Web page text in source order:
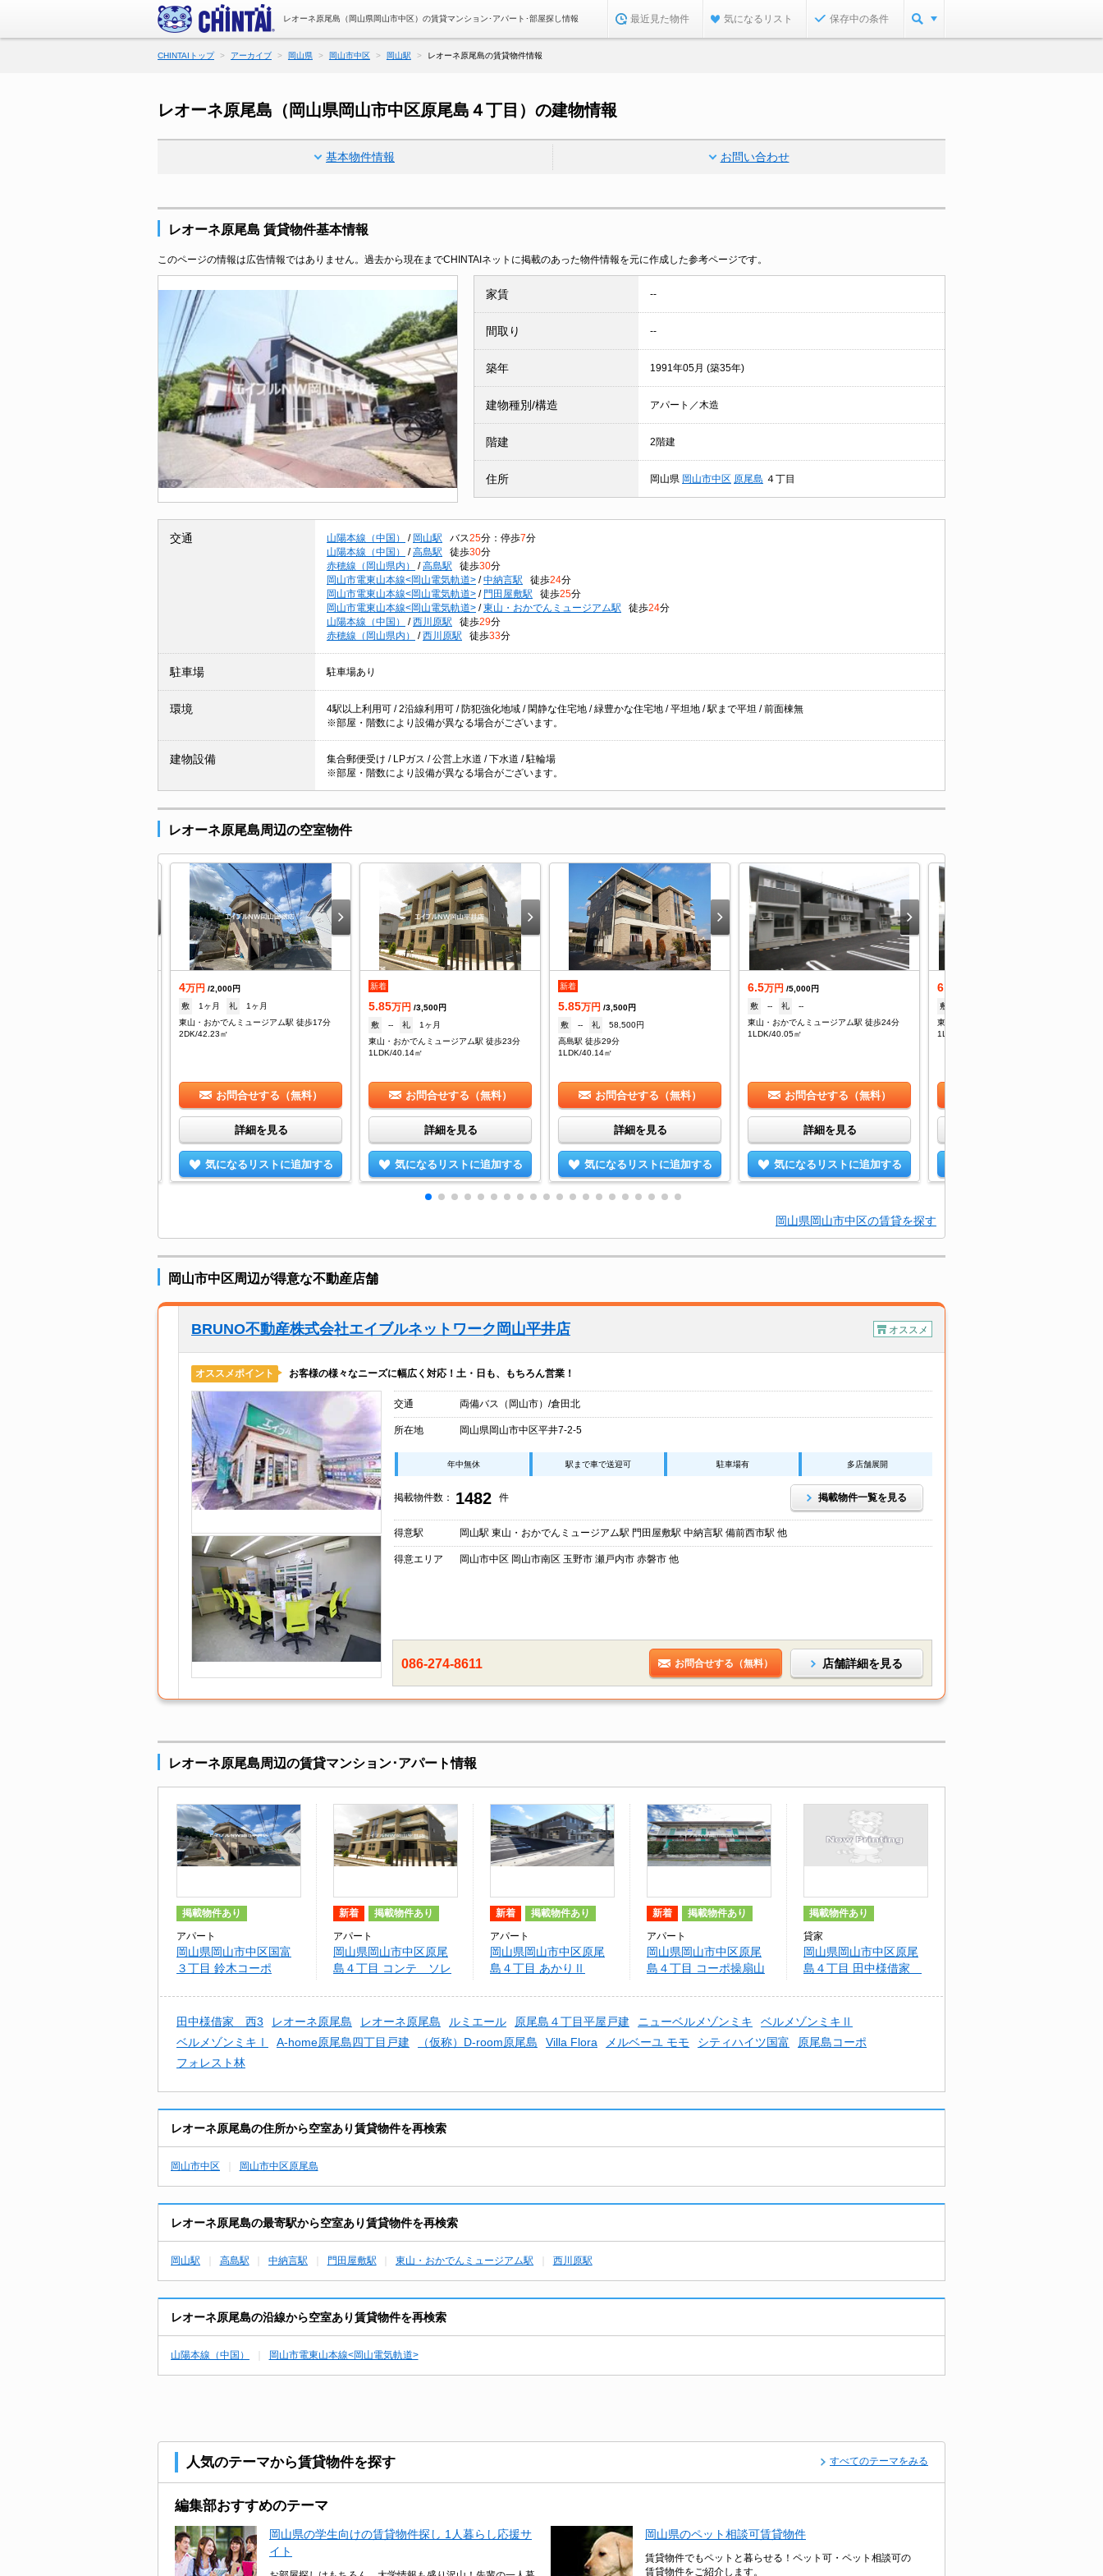
レオーネ原尾島（岡山県岡山市中区）の賃貸マンション･アパート･部屋探し情報 最近見た物件 気になるリスト 保存中の条件
CHINTAIトップ アーカイブ 岡山県 岡山市中区 岡山駅 レオーネ原尾島の賃貸物件情報
レオーネ原尾島（岡山県岡山市中区原尾島４丁目）の建物情報
基本物件情報 お問い合わせ
レオーネ原尾島 賃貸物件基本情報
このページの情報は広告情報ではありません。過去から現在までCHINTAIネットに掲載のあった物件情報を元に作成した参考ページです。
家賃 --
間取り --
築年 1991年05月 (築35年)
建物種別/構造 アパート／木造
階建 2階建
住所 岡山県 岡山市中区 原尾島 ４丁目
交通 山陽本線（中国） / 岡山駅 バス25分：停歩7分
山陽本線（中国）
/ 高島駅 徒歩30分
赤穂線（岡山県内）
/ 高島駅 徒歩30分
岡山市電東山本線<岡山電気軌道> / 中納言駅 徒歩24分
岡山市電東山本線<岡山電気軌道> / 門田屋敷駅 徒歩25分
岡山市電東山本線<岡山電気軌道> / 東山・おかでんミュージアム駅 徒歩24分
山陽本線（中国）
/ 西川原駅 徒歩29分
赤穂線（岡山県内）
/ 西川原駅 徒歩33分
駐車場 駐車場あり
環境
4駅以上利用可 / 2沿線利用可 / 防犯強化地域 / 閑静な住宅地 / 緑豊かな住宅地 / 平坦地 / 駅まで平坦 / 前面棟無
※部屋・階数により設備が異なる場合がございます。
建物設備
集合郵便受け / LPガス / 公営上水道 / 下水道 / 駐輪場
※部屋・階数により設備が異なる場合がございます。
レオーネ原尾島周辺の空室物件
4万円 /2,000円
敷
1ヶ月 礼
1ヶ月
東山・おかでんミュージアム駅 徒歩17分
2DK/42.23㎡
お問合せする（無料）
詳細を見る
気になるリストに追加する
新着
5.85万円 /3,500円
敷
-- 礼
1ヶ月
東山・おかでんミュージアム駅 徒歩23分
1LDK/40.14㎡
お問合せする（無料）
詳細を見る
気になるリストに追加する
新着
5.85万円 /3,500円
敷
-- 礼
58,500円
高島駅 徒歩29分
1LDK/40.14㎡
お問合せする（無料）
詳細を見る
気になるリストに追加する
6.5万円 /5,000円
敷
-- 礼
--
東山・おかでんミュージアム駅 徒歩24分
1LDK/40.05㎡
お問合せする（無料）
詳細を見る
気になるリストに追加する
6.5
敷
東山・おかでんミュージアム駅 徒歩24分
1LDK/40.05㎡
岡山県岡山市中区の賃貸を探す
岡山市中区周辺が得意な不動産店舗
BRUNO不動産株式会社エイブルネットワーク岡山平井店 オススメ
オススメポイント お客様の様々なニーズに幅広く対応！土・日も、もちろん営業！
交通 両備バス（岡山市）/倉田北
所在地 岡山県岡山市中区平井7-2-5
年中無休 駅まで車で送迎可 駐車場有 多店舗展開
掲載物件数： 1482 件 掲載物件一覧を見る
得意駅 岡山駅 東山・おかでんミュージアム駅 門田屋敷駅 中納言駅 備前西市駅 他
得意エリア 岡山市中区 岡山市南区 玉野市 瀬戸内市 赤磐市 他
086-274-8611 お問合せする（無料） 店舗詳細を見る
レオーネ原尾島周辺の賃貸マンション･アパート情報
掲載物件あり
アパート
岡山県岡山市中区国富
３丁目 鈴木コーポ
新着 掲載物件あり
アパート
岡山県岡山市中区原尾
島４丁目 コンテ ソレ
新着 掲載物件あり
アパート
岡山県岡山市中区原尾
島４丁目 あかりⅡ
新着 掲載物件あり
アパート
岡山県岡山市中区原尾
島４丁目 コーポ操扇山
掲載物件あり
貸家
岡山県岡山市中区原尾
島４丁目 田中様借家
田中様借家 西3 レオーネ原尾島 レオーネ原尾島 ルミエール 原尾島４丁目平屋戸建 ニューベルメゾンミキ
ベルメゾンミキⅡ
ベルメゾンミキⅠ
A-home原尾島四丁目戸建 （仮称）D-room原尾島 Villa Flora メルベーユ モモ シティハイツ国富
原尾島コーポ
フォレスト林
レオーネ原尾島の住所から空室あり賃貸物件を再検索
岡山市中区 岡山市中区原尾島
レオーネ原尾島の最寄駅から空室あり賃貸物件を再検索
岡山駅 高島駅 中納言駅 門田屋敷駅 東山・おかでんミュージアム駅 西川原駅
レオーネ原尾島の沿線から空室あり賃貸物件を再検索
山陽本線（中国） 岡山市電東山本線<岡山電気軌道>
人気のテーマから賃貸物件を探す すべてのテーマをみる
編集部おすすめのテーマ
岡山県の学生向けの賃貸物件探し 1人暮らし応援サ
イト
岡山県のペット相談可賃貸物件
賃貸物件でもペットと暮らせる！ペット可・ペット相談可の
賃貸物件をご紹介します。